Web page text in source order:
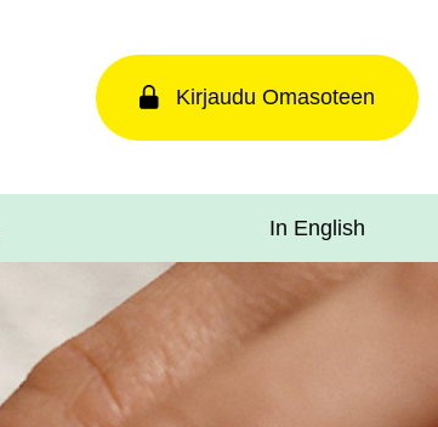
Kirjaudu Omasoteen
In English